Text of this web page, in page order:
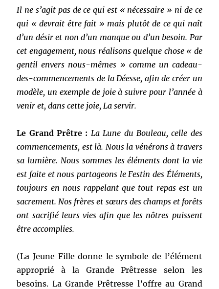
Il ne s’agit pas de ce qui est « nécessaire » ni de ce
qui « devrait être fait » mais plutôt de ce qui naît
d’un désir et non d’un manque ou d’un besoin. Par
cet engagement, nous réalisons quelque chose « de
gentil envers nous-mêmes » comme un cadeau-
des-commencements de la Déesse, afin de créer un
modèle, un exemple de joie à suivre pour l’année à
venir et, dans cette joie, La servir.
Le Grand Prêtre : La Lune du Bouleau, celle des
commencements, est là. Nous la vénérons à travers
sa lumière. Nous sommes les éléments dont la vie
est faite et nous partageons le Festin des Éléments,
toujours en nous rappelant que tout repas est un
sacrement. Nos frères et sœurs des champs et forêts
ont sacrifié leurs vies afin que les nôtres puissent
être accomplies.
(La Jeune Fille donne le symbole de l’élément
approprié à la Grande Prêtresse selon les
besoins. La Grande Prêtresse l’offre au Grand